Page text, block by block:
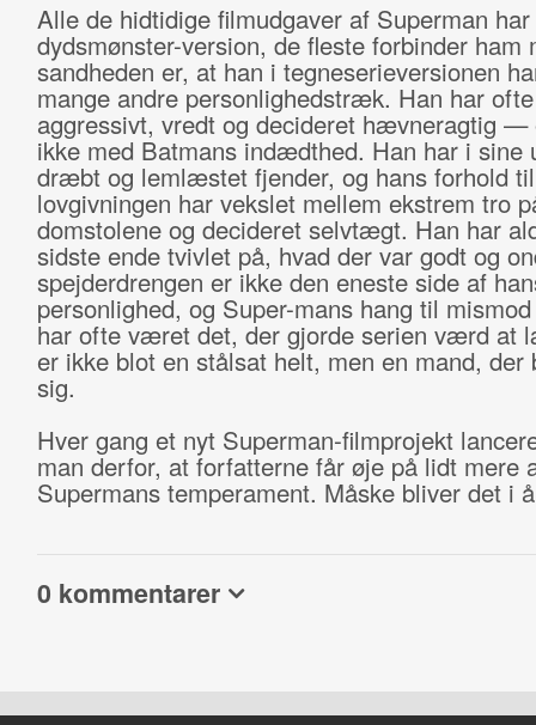
Alle de hidtidige filmudgaver af Superman
dydsmønster-version, de fleste forbinder ham
sandheden er, at han i tegneserieversionen
mange andre personlighedstræk. Han har
aggressivt, vredt og decideret hævneragtig —
ikke med Batmans indædthed. Han har i sine
dræbt og lemlæstet fjender, og hans forhold til
lovgivningen har vekslet mellem ekstrem tro
domstolene og decideret selvtægt. Han har
sidste ende tvivlet på, hvad der var godt og
spejderdrengen er ikke den eneste side af
personlighed, og Super-mans hang til
har ofte været det, der gjorde serien værd at
er ikke blot en stålsat helt, men en mand, der
sig.
Hver gang et nyt Superman-filmprojekt
man derfor, at forfatterne får øje på lidt mere
Supermans temperament. Måske bliver det i
0 kommentarer